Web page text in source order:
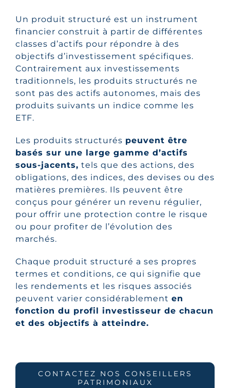
Un produit structuré est un instrument
financier construit à partir de différentes
classes d’actifs pour répondre à des
objectifs d’investissement spécifiques.
Contrairement aux investissements
traditionnels, les produits structurés ne
sont pas des actifs autonomes, mais des
produits suivants un indice comme les
ETF.
Les produits structurés peuvent être
basés sur une large gamme d’actifs
sous-jacents, tels que des actions, des
obligations, des indices, des devises ou des
matières premières. Ils peuvent être
conçus pour générer un revenu régulier,
pour offrir une protection contre le risque
ou pour profiter de l’évolution des
marchés.
Chaque produit structuré a ses propres
termes et conditions, ce qui signifie que
les rendements et les risques associés
peuvent varier considérablement en
fonction du profil investisseur de chacun
et des objectifs à atteindre.
CONTACTEZ NOS CONSEILLERS
PATRIMONIAUX